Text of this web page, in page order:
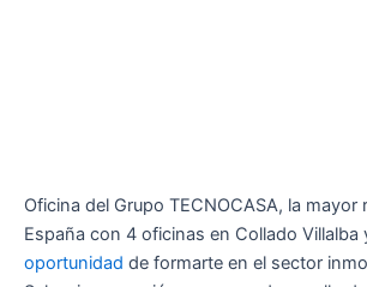
Oficina del Grupo TECNOCASA, la mayor
España con 4 oficinas en Collado Villalba
oportunidad de formarte en el sector